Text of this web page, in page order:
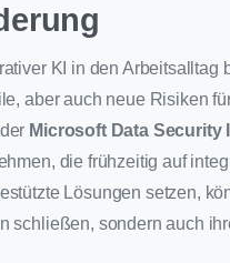
KI in den Arbeitsalltag
aber auch neue Risiken
Microsoft Data Security
die frühzeitig auf
Lösungen setzen,
schließen, sondern auch